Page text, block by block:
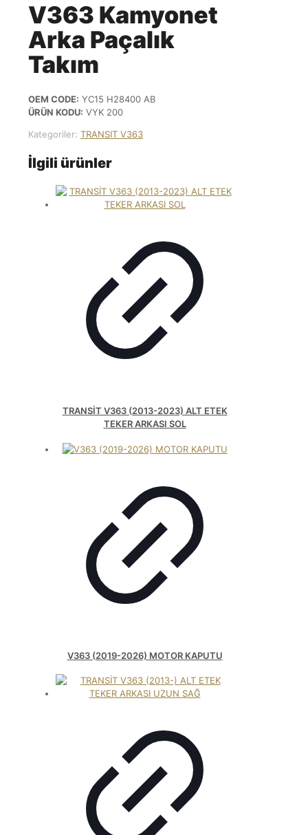
V363 Kamyonet
Arka Paçalık
Takım
OEM CODE: YC15 H28400 AB
ÜRÜN KODU: VYK 200
Kategoriler: TRANSIT V363
İlgili ürünler
TRANSİT V363 (2013-2023) ALT ETEK
TEKER ARKASI SOL
V363 (2019-2026) MOTOR KAPUTU